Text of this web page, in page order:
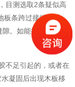
目测选取2条疑似高
板条跨过接缝，以
。如能插入，则该
不足引起的，或者在
凝固后出现木板移